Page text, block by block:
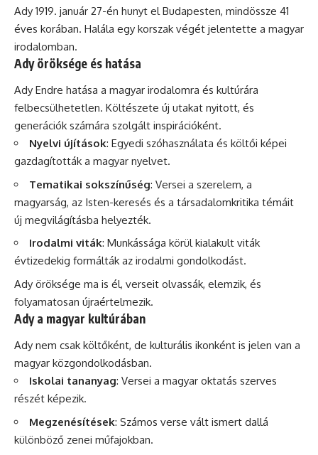
Ady 1919. január 27-én hunyt el Budapesten, mindössze 41
éves korában. Halála egy korszak végét jelentette a magyar
irodalomban.
Ady öröksége és hatása
Ady Endre hatása a magyar irodalomra és kultúrára
felbecsülhetetlen. Költészete új utakat nyitott, és
generációk számára szolgált inspirációként.
Nyelvi újítások: Egyedi szóhasználata és költői képei
gazdagították a magyar nyelvet.
Tematikai sokszínűség: Versei a szerelem, a
magyarság, az Isten-keresés és a társadalomkritika témáit
új megvilágításba helyezték.
Irodalmi viták: Munkássága körül kialakult viták
évtizedekig formálták az irodalmi gondolkodást.
Ady öröksége ma is él, verseit olvassák, elemzik, és
folyamatosan újraértelmezik.
Ady a magyar kultúrában
Ady nem csak költőként, de kulturális ikonként is jelen van a
magyar közgondolkodásban.
Iskolai tananyag: Versei a magyar oktatás szerves
részét képezik.
Megzenésítések: Számos verse vált ismert dallá
különböző zenei műfajokban.